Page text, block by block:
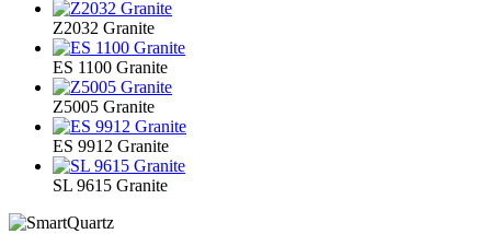
Z2032 Granite
ES 1100 Granite
Z5005 Granite
ES 9912 Granite
SL 9615 Granite